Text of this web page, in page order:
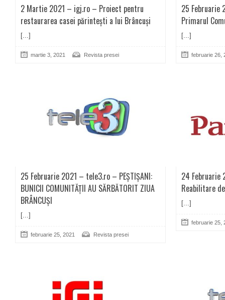
2 Martie 2021 – igj.ro – Proiect pentru
restaurarea casei părintești a lui Brâncuși
[...]
martie 3, 2021 Revista presei
25 Februarie
Primarul
[...]
februarie 26,
25 Februarie 2021 – tele3.ro – PEȘTIȘANI:
BUNICII COMUNITĂȚII AU SĂRBĂTORIT ZIUA
BRÂNCUȘI
[...]
februarie 25, 2021 Revista presei
24 Februarie
Reabilitare
[...]
februarie 25,